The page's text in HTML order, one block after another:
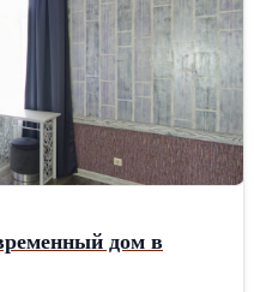
бетонный двор,
розы. Фасад 20 м, удобный
на Ейское и
200 м, до школы 1 км. Тихий
и чистым воздухом.
дом в